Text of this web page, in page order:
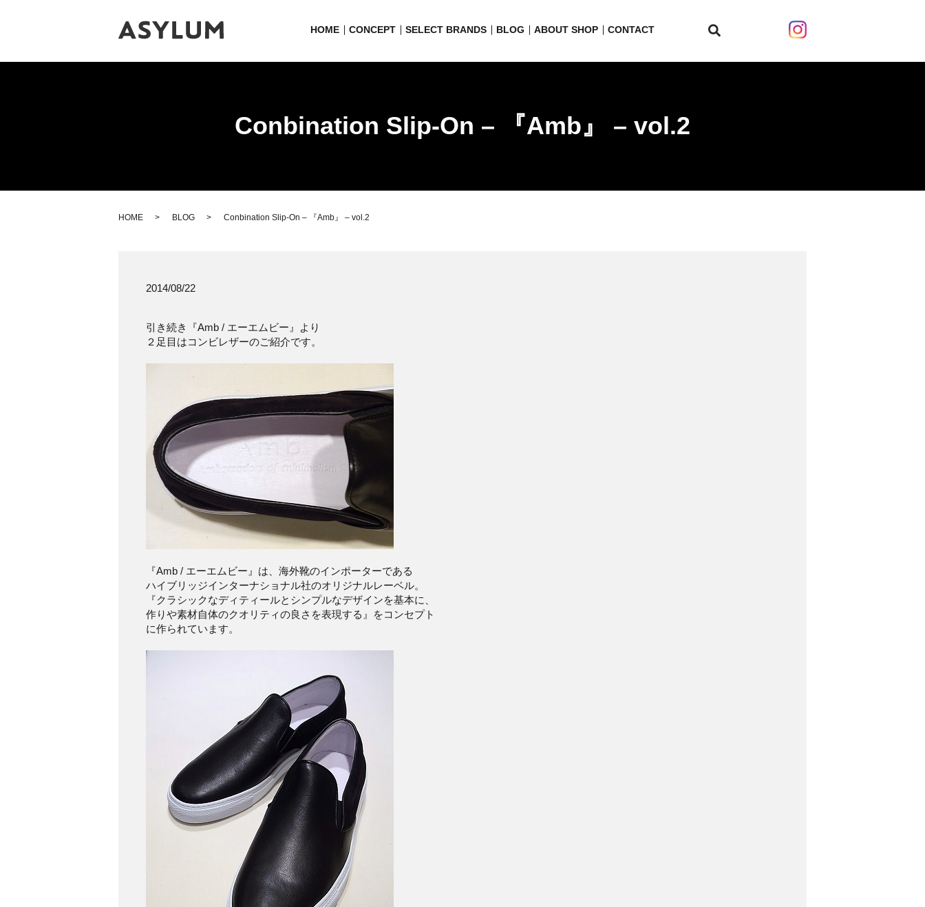
HOME CONCEPT SELECT BRANDS BLOG ABOUT SHOP CONTACT
Conbination Slip-On – 『Amb』 – vol.2
HOME BLOG Conbination Slip-On – 『Amb』 – vol.2
2014/08/22
引き続き『Amb / エーエムビー』より
２足目はコンビレザーのご紹介です。
『Amb / エーエムビー』は、海外靴のインポーターである
ハイブリッジインターナショナル社のオリジナルレーベル。
『クラシックなディティールとシンプルなデザインを基本に、
作りや素材自体のクオリティの良さを表現する』をコンセプト
に作られています。